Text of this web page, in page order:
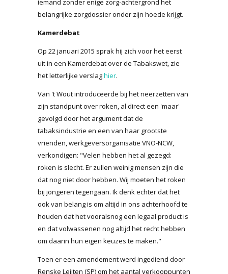
iemand zonder enige zorg-achtergrond het
belangrijke zorgdossier onder zijn hoede krijgt.
Kamerdebat
Op 22 januari 2015 sprak hij zich voor het eerst
uit in een Kamerdebat over de Tabakswet, zie
het letterlijke verslaghier.
Van 't Wout introduceerde bij het neerzetten van
zijn standpunt over roken, al direct een 'maar'
gevolgd door het argument dat de
tabaksindustrie en een van haar grootste
vrienden, werkgeversorganisatie VNO-NCW,
verkondigen: "Velen hebben het al gezegd:
roken is slecht. Er zullen weinig mensen zijn die
dat nog niet door hebben. Wij moeten het roken
bij jongeren tegengaan. Ik denk echter dat het
ook van belang is om altijd in ons achterhoofd te
houden dat het vooralsnog een legaal product is
en dat volwassenen nog altijd het recht hebben
om daarin hun eigen keuzes te maken."
Toen er een amendement werd ingediend door
Renske Leijten (SP) om het aantal verkooppunten